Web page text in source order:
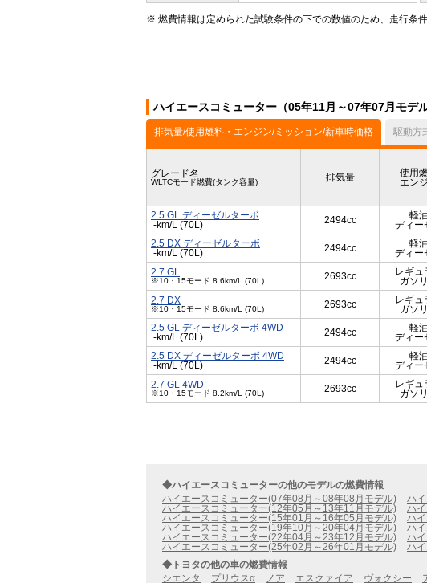
※ 燃費情報は定められた試験条件の下での数値のため、走行条
ハイエースコミューター（05年11月～07年07月モデ
排気量/使用燃料・エンジン/ミッション/新車時価格 駆動方
グレード名
WLTCモード燃費(タンク容量) 排気量
使用
エン
2.5 GL ディーゼルターボ
-km/L (70L)
2494cc
軽油
ディー
2.5 DX ディーゼルターボ
-km/L (70L)
2494cc
軽油
ディー
2.7 GL
※10・15モード 8.6km/L (70L) 2693cc
レギュ
ガソ
2.7 DX
※10・15モード 8.6km/L (70L) 2693cc
レギュ
ガソ
2.5 GL ディーゼルターボ 4WD
-km/L (70L)
2494cc
軽油
ディー
2.5 DX ディーゼルターボ 4WD
-km/L (70L)
2494cc
軽油
ディー
2.7 GL 4WD
※10・15モード 8.2km/L (70L) 2693cc
レギュ
ガソ
◆ハイエースコミューターの他のモデルの燃費情報
ハイエースコミューター(07年08月～08年08月モデル)
ハ
ハイエースコミューター(12年05月～13年11月モデル)
ハ
ハイエースコミューター(15年01月～16年05月モデル)
ハ
ハイエースコミューター(19年10月～20年04月モデル)
ハ
ハイエースコミューター(22年04月～23年12月モデル)
ハ
ハイエースコミューター(25年02月～26年01月モデル)
ハ
◆トヨタの他の車の燃費情報
シエンタ
プリウスα ノア エスクァイア ヴォクシー